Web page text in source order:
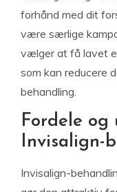
forhånd med dit
være særlige
vælger at få lavet
som kan reducere
behandling.
Fordele og
Invisalign-
Invisalign-